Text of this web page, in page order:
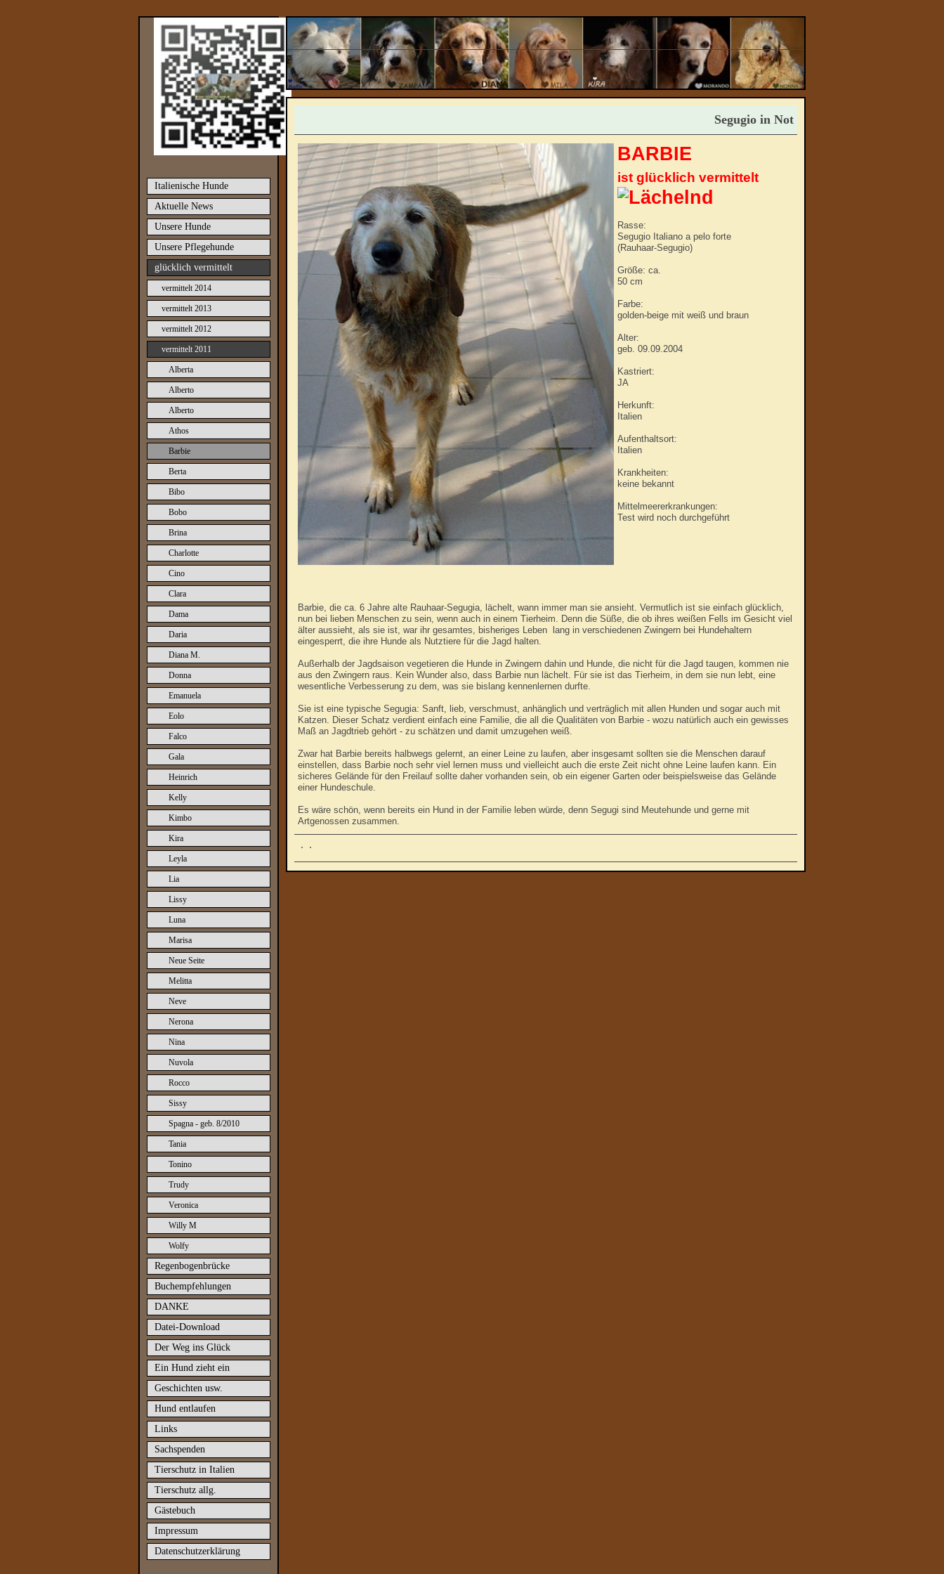
Italienische Hunde
Aktuelle News
Unsere Hunde
Unsere Pflegehunde
glücklich vermittelt
vermittelt 2014
vermittelt 2013
vermittelt 2012
vermittelt 2011
Alberta
Alberto
Alberto
Athos
Barbie
Berta
Bibo
Bobo
Brina
Charlotte
Cino
Clara
Dama
Daria
Diana M.
Donna
Emanuela
Eolo
Falco
Gala
Heinrich
Kelly
Kimbo
Kira
Leyla
Lia
Lissy
Luna
Marisa
Neue Seite
Melitta
Neve
Nerona
Nina
Nuvola
Rocco
Sissy
Spagna - geb. 8/2010
Tania
Tonino
Trudy
Veronica
Willy M
Wolfy
Regenbogenbrücke
Buchempfehlungen
DANKE
Datei-Download
Der Weg ins Glück
Ein Hund zieht ein
Geschichten usw.
Hund entlaufen
Links
Sachspenden
Tierschutz in Italien
Tierschutz allg.
Gästebuch
Impressum
Datenschutzerklärung
Segugio in Not
BARBIE
ist glücklich vermittelt
Rasse:
Segugio Italiano a pelo forte
(Rauhaar-Segugio)
Größe: ca.
50 cm
Farbe:
golden-beige mit weiß und braun
Alter:
geb. 09.09.2004
Kastriert:
JA
Herkunft:
Italien
Aufenthaltsort:
Italien
Krankheiten:
keine bekannt
Mittelmeererkrankungen:
Test wird noch durchgeführt
Barbie, die ca. 6 Jahre alte Rauhaar-Segugia, lächelt, wann immer man sie ansieht. Vermutlich ist sie einfach glücklich,
nun bei lieben Menschen zu sein, wenn auch in einem Tierheim. Denn die Süße, die ob ihres weißen Fells im Gesicht viel
älter aussieht, als sie ist, war ihr gesamtes, bisheriges Leben lang in verschiedenen Zwingern bei Hundehaltern
eingesperrt, die ihre Hunde als Nutztiere für die Jagd halten.
Außerhalb der Jagdsaison vegetieren die Hunde in Zwingern dahin und Hunde, die nicht für die Jagd taugen, kommen nie
aus den Zwingern raus. Kein Wunder also, dass Barbie nun lächelt. Für sie ist das Tierheim, in dem sie nun lebt, eine
wesentliche Verbesserung zu dem, was sie bislang kennenlernen durfte.
Sie ist eine typische Segugia: Sanft, lieb, verschmust, anhänglich und verträglich mit allen Hunden und sogar auch mit
Katzen. Dieser Schatz verdient einfach eine Familie, die all die Qualitäten von Barbie - wozu natürlich auch ein gewisses
Maß an Jagdtrieb gehört - zu schätzen und damit umzugehen weiß.
Zwar hat Barbie bereits halbwegs gelernt, an einer Leine zu laufen, aber insgesamt sollten sie die Menschen darauf
einstellen, dass Barbie noch sehr viel lernen muss und vielleicht auch die erste Zeit nicht ohne Leine laufen kann. Ein
sicheres Gelände für den Freilauf sollte daher vorhanden sein, ob ein eigener Garten oder beispielsweise das Gelände
einer Hundeschule.
Es wäre schön, wenn bereits ein Hund in der Familie leben würde, denn Segugi sind Meutehunde und gerne mit
Artgenossen zusammen.